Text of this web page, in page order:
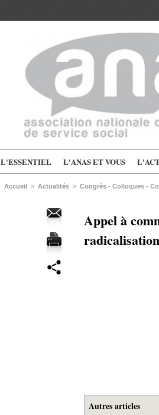
L'ESSENTIEL L'ANAS ET VOUS
Accueil > Actualités > Congrès - Colloques -
Appel à
Autres articles